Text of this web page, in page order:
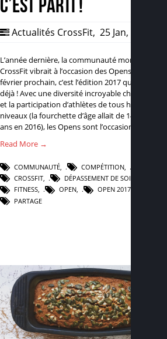
C’est parti !
Actualités CrossFit, 25 Jan, 2017
L’année dernière, la communauté mondiale du
CrossFit vibrait à l’occasion des Opens 2016; le 23
février prochain, c’est l’édition 2017 qui démarre
déjà ! Avec une diversité incroyable chaque année
et la participation d’athlètes de tous horizons et
niveaux (la fourchette d’âge allait de 14 ans à 83
ans en 2016), les Opens sont l’occasion…
Read More →
COMMUNAUTÉ, COMPÉTITION,
CROSSFIT, DÉPASSEMENT DE SOI
FITNESS, OPEN, OPEN 2017
PARTAGE